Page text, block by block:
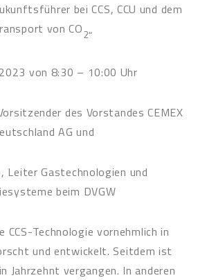
bei CCS, CCU und dem
von CO2„
von 8:30 – 10:00 Uhr
des Vorstandes CEMEX
AG und
Leiter Gastechnologien und
beim DVGW
CCS-Technologie vornehmlich in
und entwickelt. Seitdem ist
Jahrzehnt vergangen. In anderen